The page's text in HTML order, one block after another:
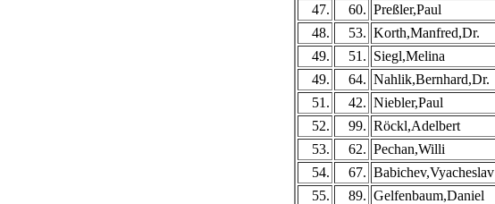
47.
60. Preßler,Paul
48.
53. Korth,Manfred,Dr.
49.
51. Siegl,Melina
49.
64. Nahlik,Bernhard,Dr.
51.
42. Niebler,Paul
52.
99. Röckl,Adelbert
53.
62. Pechan,Willi
54.
67. Babichev,Vyacheslav
55.
89. Gelfenbaum,Daniel